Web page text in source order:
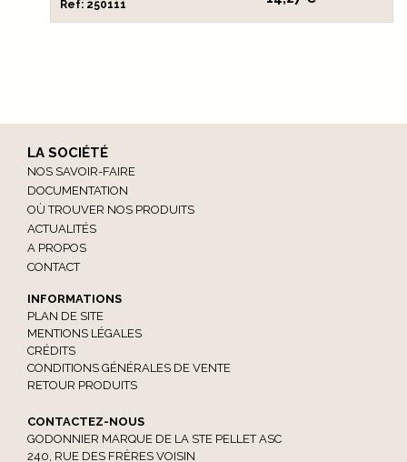
Ref: 250111
LA SOCIÉTÉ
NOS SAVOIR-FAIRE
DOCUMENTATION
OÙ TROUVER NOS PRODUITS
ACTUALITÉS
A PROPOS
CONTACT
INFORMATIONS
PLAN DE SITE
MENTIONS LÉGALES
CRÉDITS
CONDITIONS GÉNÉRALES DE VENTE
RETOUR PRODUITS
CONTACTEZ-NOUS
GODONNIER MARQUE DE LA STE PELLET ASC
240, RUE DES FRÈRES VOISIN